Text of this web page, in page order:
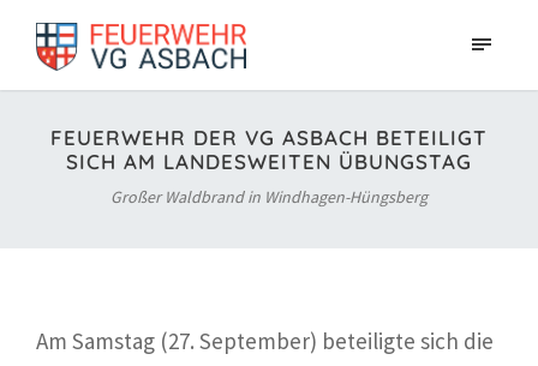
FEUERWEHR DER VG ASBACH BETEILIGT
SICH AM LANDESWEITEN ÜBUNGSTAG
Großer Waldbrand in Windhagen-Hüngsberg
Am Samstag (27. September) beteiligte sich die